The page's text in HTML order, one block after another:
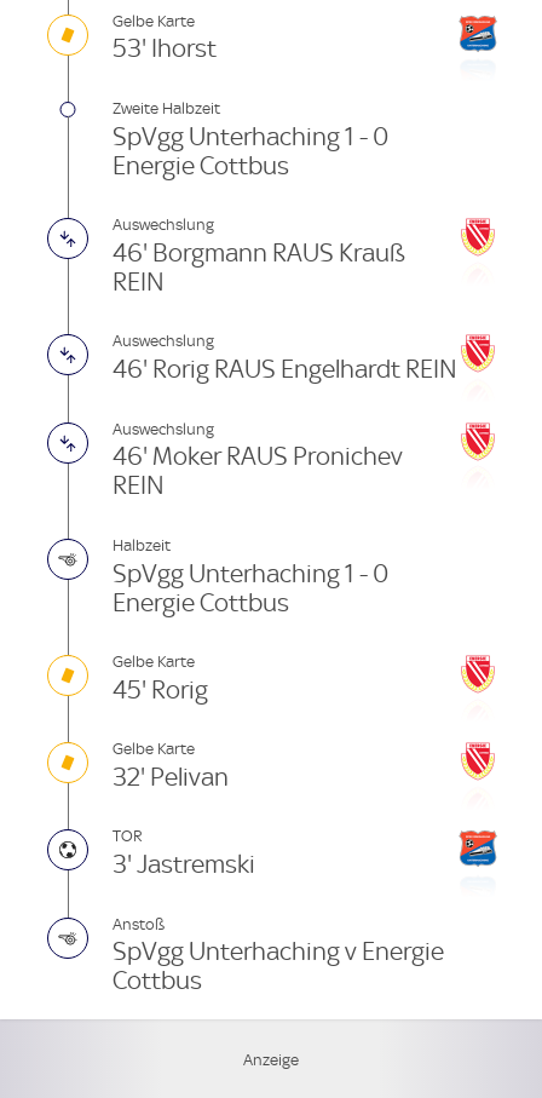
Gelbe Karte
53' Ihorst
Zweite Halbzeit
SpVgg Unterhaching 1 - 0
Energie Cottbus
Auswechslung
46' Borgmann RAUS Krauß
REIN
Auswechslung
46' Rorig RAUS Engelhardt REIN
Auswechslung
46' Moker RAUS Pronichev
REIN
Halbzeit
SpVgg Unterhaching 1 - 0
Energie Cottbus
Gelbe Karte
45' Rorig
Gelbe Karte
32' Pelivan
TOR
3' Jastremski
Anstoß
SpVgg Unterhaching v Energie
Cottbus